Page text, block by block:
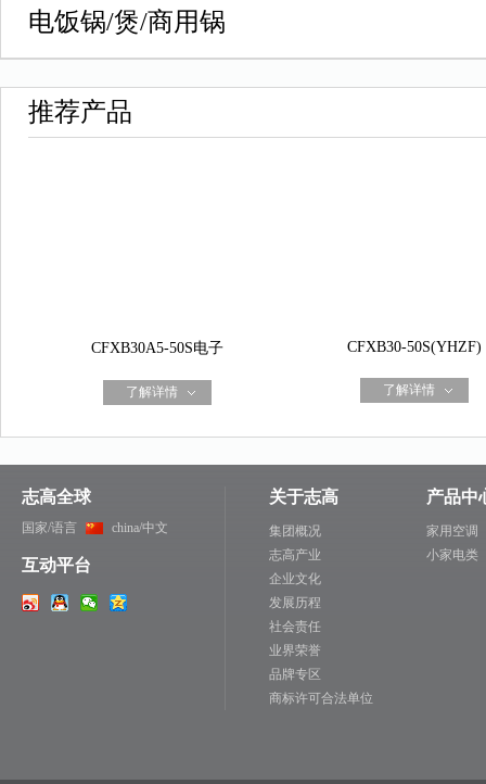
电饭锅/煲/商用锅
推荐产品
CFXB30A5-50S电子
了解详情
CFXB30-50S(YHZF)
了解详情
志高全球
国家/语言 china/中文
互动平台
关于志高
集团概况
志高产业
企业文化
发展历程
社会责任
业界荣誉
品牌专区
商标许可合法单位
产品中
家用空调
小家电类